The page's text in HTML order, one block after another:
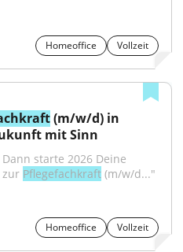
Homeoffice Vollzeit
(m/w/d) in
mit Sinn
starte 2026 Deine
zur Pflegefachkraft (m/w/d..."
Homeoffice Vollzeit